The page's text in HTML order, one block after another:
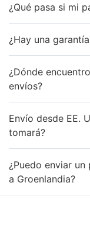
¿Qué pasa si mi
¿Hay una
¿Dónde
envíos?
Envío desde EE.
tomará?
¿Puedo enviar
a Groenlandia?